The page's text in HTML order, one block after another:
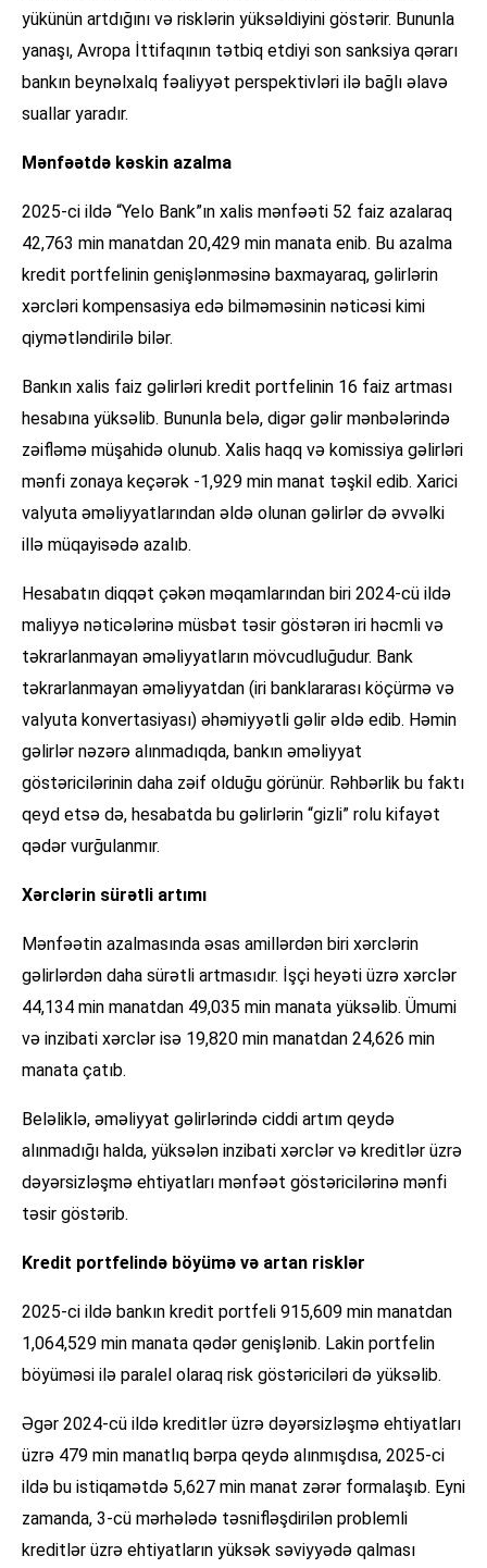
yükünün artdığını və risklərin yüksəldiyini göstərir. Bununla
yanaşı, Avropa İttifaqının tətbiq etdiyi son sanksiya qərarı
bankın beynəlxalq fəaliyyət perspektivləri ilə bağlı əlavə
suallar yaradır.
Mənfəətdə kəskin azalma
2025-ci ildə “Yelo Bank”ın xalis mənfəəti 52 faiz azalaraq
42,763 min manatdan 20,429 min manata enib. Bu azalma
kredit portfelinin genişlənməsinə baxmayaraq, gəlirlərin
xərcləri kompensasiya edə bilməməsinin nəticəsi kimi
qiymətləndirilə bilər.
Bankın xalis faiz gəlirləri kredit portfelinin 16 faiz artması
hesabına yüksəlib. Bununla belə, digər gəlir mənbələrində
zəifləmə müşahidə olunub. Xalis haqq və komissiya gəlirləri
mənfi zonaya keçərək -1,929 min manat təşkil edib. Xarici
valyuta əməliyyatlarından əldə olunan gəlirlər də əvvəlki
illə müqayisədə azalıb.
Hesabatın diqqət çəkən məqamlarından biri 2024-cü ildə
maliyyə nəticələrinə müsbət təsir göstərən iri həcmli və
təkrarlanmayan əməliyyatların mövcudluğudur. Bank
təkrarlanmayan əməliyyatdan (iri banklararası köçürmə və
valyuta konvertasiyası) əhəmiyyətli gəlir əldə edib. Həmin
gəlirlər nəzərə alınmadıqda, bankın əməliyyat
göstəricilərinin daha zəif olduğu görünür. Rəhbərlik bu faktı
qeyd etsə də, hesabatda bu gəlirlərin “gizli” rolu kifayət
qədər vurğulanmır.
Xərclərin sürətli artımı
Mənfəətin azalmasında əsas amillərdən biri xərclərin
gəlirlərdən daha sürətli artmasıdır. İşçi heyəti üzrə xərclər
44,134 min manatdan 49,035 min manata yüksəlib. Ümumi
və inzibati xərclər isə 19,820 min manatdan 24,626 min
manata çatıb.
Beləliklə, əməliyyat gəlirlərində ciddi artım qeydə
alınmadığı halda, yüksələn inzibati xərclər və kreditlər üzrə
dəyərsizləşmə ehtiyatları mənfəət göstəricilərinə mənfi
təsir göstərib.
Kredit portfelində böyümə və artan risklər
2025-ci ildə bankın kredit portfeli 915,609 min manatdan
1,064,529 min manata qədər genişlənib. Lakin portfelin
böyüməsi ilə paralel olaraq risk göstəriciləri də yüksəlib.
Əgər 2024-cü ildə kreditlər üzrə dəyərsizləşmə ehtiyatları
üzrə 479 min manatlıq bərpa qeydə alınmışdısa, 2025-ci
ildə bu istiqamətdə 5,627 min manat zərər formalaşıb. Eyni
zamanda, 3-cü mərhələdə təsnifləşdirilən problemli
kreditlər üzrə ehtiyatların yüksək səviyyədə qalması